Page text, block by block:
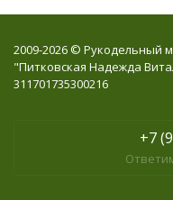
2009-2026 © Рукодельный
"Питковская Надежда
311701735300216
+7